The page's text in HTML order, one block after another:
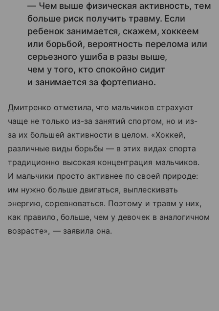
— Чем выше физическая активность, тем
больше риск получить травму. Если
ребенок занимается, скажем, хоккеем
или борьбой, вероятность перелома или
серьезного ушиба в разы выше,
чем у того, кто спокойно сидит
и занимается за фортепиано.
Дмитренко отметила, что мальчиков страхуют
чаще не только из-за занятий спортом, но и из-
за их большей активности в целом. «Хоккей,
различные виды борьбы — в этих видах спорта
традиционно высокая концентрация мальчиков.
И мальчики просто активнее по своей природе:
им нужно больше двигаться, выплескивать
энергию, соревноваться. Поэтому и травм у них,
как правило, больше, чем у девочек в аналогичном
возрасте», — заявила она.